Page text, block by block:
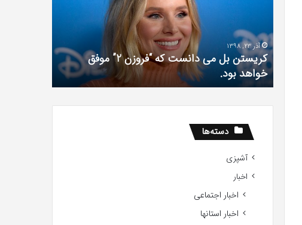
سری
عکس
های
جدید
از
شهریور 23, 1396
The Punisher «تنبیه کننده »با اولین سری عکس
های جدید از راه رسید
دسته‌ها
آشپزی
اخبار
اخبار اجتماعی
اخبار استانها